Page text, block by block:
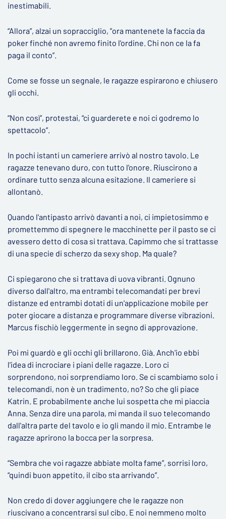
inestimabili.
“Allora”, alzai un sopracciglio, ”ora mantenete la faccia da
poker finché non avremo finito l'ordine. Chi non ce la fa
paga il conto”.
Come se fosse un segnale, le ragazze espirarono e chiusero
gli occhi.
“Non così”, protestai, “ci guarderete e noi ci godremo lo
spettacolo”.
In pochi istanti un cameriere arrivò al nostro tavolo. Le
ragazze tenevano duro, con tutto l'onore. Riuscirono a
ordinare tutto senza alcuna esitazione. Il cameriere si
allontanò.
Quando l'antipasto arrivò davanti a noi, ci impietosimmo e
promettemmo di spegnere le macchinette per il pasto se ci
avessero detto di cosa si trattava. Capimmo che si trattasse
di una specie di scherzo da sexy shop. Ma quale?
Ci spiegarono che si trattava di uova vibranti. Ognuno
diverso dall'altro, ma entrambi telecomandati per brevi
distanze ed entrambi dotati di un'applicazione mobile per
poter giocare a distanza e programmare diverse vibrazioni.
Marcus fischiò leggermente in segno di approvazione.
Poi mi guardò e gli occhi gli brillarono. Già. Anch'io ebbi
l'idea di incrociare i piani delle ragazze. Loro ci
sorprendono, noi sorprendiamo loro. Se ci scambiamo solo i
telecomandi, non è un tradimento, no? So che gli piace
Katrin. E probabilmente anche lui sospetta che mi piaccia
Anna. Senza dire una parola, mi manda il suo telecomando
dall'altra parte del tavolo e io gli mando il mio. Entrambe le
ragazze aprirono la bocca per la sorpresa.
“Sembra che voi ragazze abbiate molta fame”, sorrisi loro,
“quindi buon appetito, il cibo sta arrivando”.
Non credo di dover aggiungere che le ragazze non
riuscivano a concentrarsi sul cibo. E noi nemmeno molto